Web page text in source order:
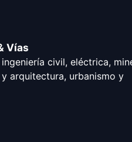
Vías
civil, eléctrica,
arquitectura, urbanismo y